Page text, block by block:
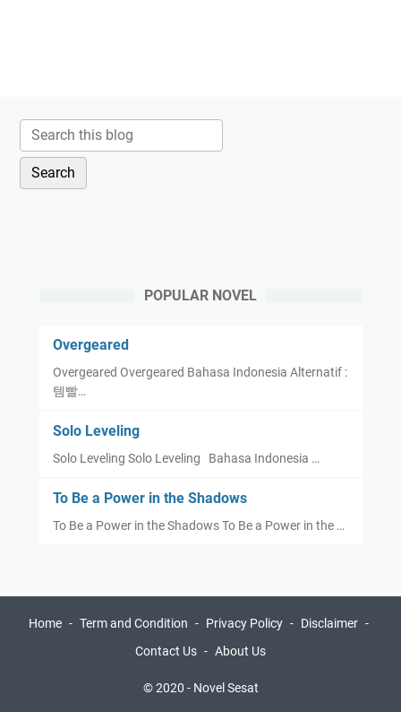
POPULAR NOVEL
Overgeared
Overgeared Overgeared Bahasa Indonesia Alternatif :
템빨…
Solo Leveling
Solo Leveling Solo Leveling Bahasa Indonesia …
To Be a Power in the Shadows
To Be a Power in the Shadows To Be a Power in the …
Home Term and Condition Privacy Policy
Disclaimer
Contact Us
About Us
© 2020 - Novel Sesat